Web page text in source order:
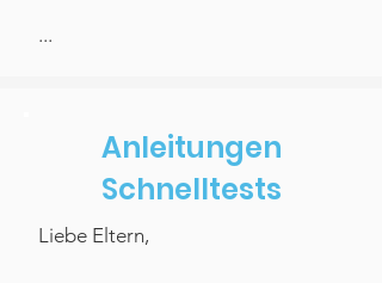
...
Anleitungen
Schnelltests
Liebe Eltern,